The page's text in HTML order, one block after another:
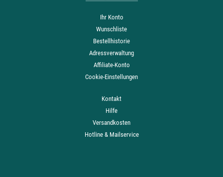
Ihr Konto
Wunschliste
Bestellhistorie
Adressverwaltung
Affiliate-Konto
Cookie-Einstellungen
Kontakt
Hilfe
Versandkosten
Hotline & Mailservice